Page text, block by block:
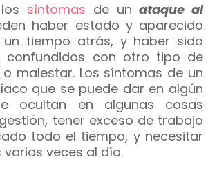
síntomas de unataque al
haber estado y aparecido
un tiempo atrás, y haber sido
confundidos con otro tipo de
malestar. Los síntomas de un
que se puede dar en algún
ocultan en algunas cosas
tener exceso de trabajo
todo el tiempo, y necesitar
veces al día.